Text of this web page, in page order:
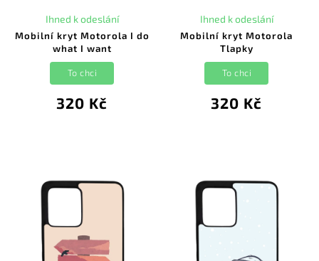
Mobilní kryt Motorola I do
what I want
Ihned k odeslání
320 Kč
To chci
Mobilní kryt Motorola
Tlapky
Ihned k odeslání
320 Kč
To chci